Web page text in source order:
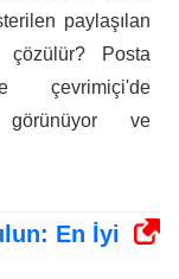
paylaşılan
Posta
çevrimiçi'de
ve
En İyi